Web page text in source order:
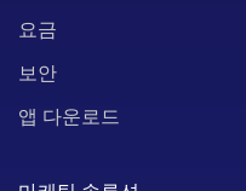
요금
보안
앱 다운로드